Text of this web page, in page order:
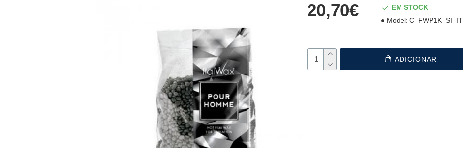
20,70€
EM STOCK
Model: C_FWP1K_SI_IT
ADICIONAR